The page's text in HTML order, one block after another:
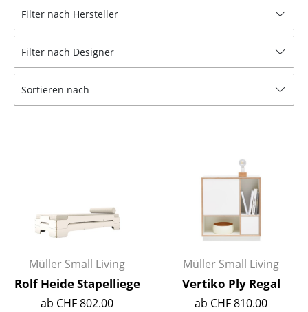
Hocker
Bänke & Liegen
Sitzsäcke
Konferenzstühle
Bürosessel
Einzelteile
... alle Sitzmöbel
Filter nach Hersteller
Filter nach Designer
Sortieren nach
Müller Small Living
Rolf Heide Stapelliege
ab CHF 802.00
Müller Small Living
Vertiko Ply Regal
ab CHF 810.00